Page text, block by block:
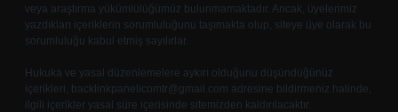
veya araştırma yükümlülüğümüz bulunmamaktadır. Ancak, üyelerimiz
yazdıkları içeriklerin sorumluluğunu taşımakta olup, siteye üye olarak bu
sorumluluğu kabul etmiş sayılırlar.
Hukuka ve yasal düzenlemelere aykırı olduğunu düşündüğünüz
içerikleri, backlinkpanelicomtr@gmail.com adresine bildirmeniz halinde,
ilgili içerikler yasal süre içerisinde sitemizden kaldırılacaktır.